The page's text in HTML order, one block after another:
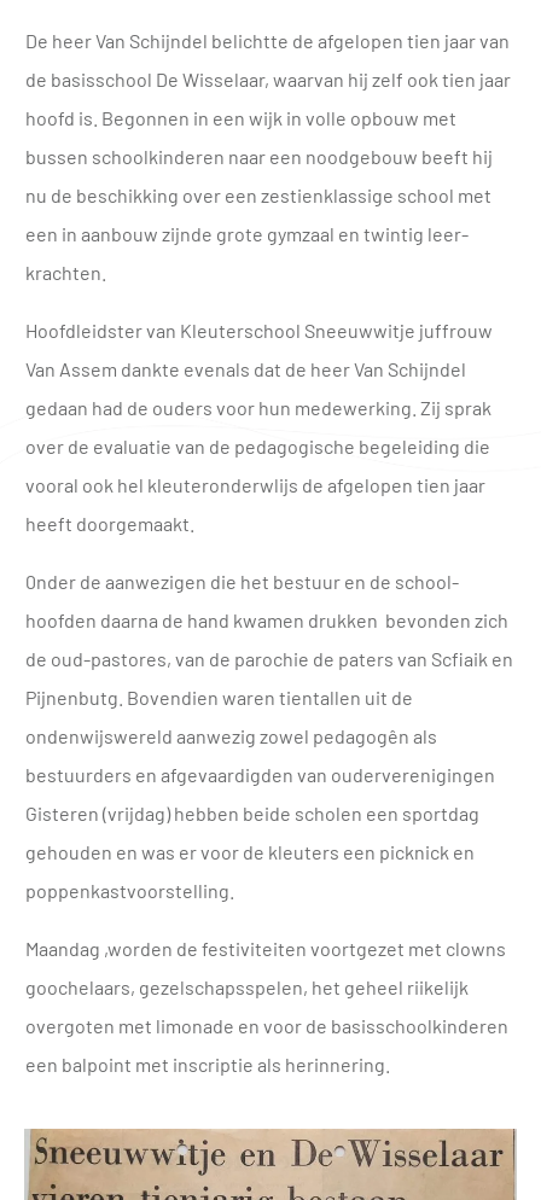
De heer Van Schijndel belichtte de afge­lopen tien jaar van
de basis­school De Wisselaar, waarvan hij zelf ook tien jaar
hoofd is. Begonnen in een wijk in volle opbouw met
bussen schoolkinderen naar een noodgebouw beeft hij
nu de beschikking over een zestienklassige school met
een in aanbouw zijnde grote gymzaal en twintig leer­
krachten.
Hoofdleidster van Kleuterschool Sneeuwwitje juffrouw
Van Assem dankte evenals dat de heer Van Schijndel
gedaan had de ou­ders voor hun medewerking. Zij sprak
over de evaluatie van de pedagogische bege­leiding die
vooral ook hel kleuteronderwlijs de af­gelopen tien jaar
heeft door­gemaakt.
0nder de aanwezigen die het bestuur en de school­
hoofden daarna de hand kwamen drukken bevonden zich
de oud-pastores, van de parochie de paters van Scfiaik en
Pijnenbutg. Bo­vendien waren tientallen uit de
ondenwijswereld aanwezig zowel pedagogên als
bestuurders en afgevaar­digden van ouderverenigingen
Gisteren (vrijdag) hebben beide scholen een sportdag
gehouden en was er voor de kleuters een picknick en
poppenkastvoorstelling.
Maandag ,worden de festi­viteiten voortgezet met clowns
goochelaars, gezel­schapsspelen, het geheel riikelijk
overgoten met li­monade en voor de basis­schoolkinderen
een balpoint met inscriptie als herinne­ring.